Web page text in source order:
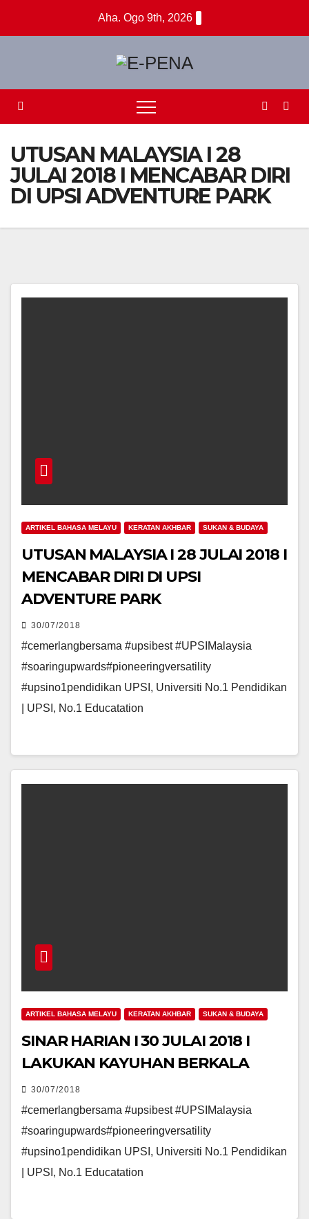
Aha. Ogo 9th, 2026
UTUSAN MALAYSIA I 28
JULAI 2018 I MENCABAR DIRI
DI UPSI ADVENTURE PARK
ARTIKEL BAHASA MELAYU KERATAN AKHBAR SUKAN & BUDAYA
UTUSAN MALAYSIA I 28 JULAI 2018 I
MENCABAR DIRI DI UPSI
ADVENTURE PARK
30/07/2018
#cemerlangbersama #upsibest #UPSIMalaysia
#soaringupwards#pioneeringversatility
#upsino1pendidikan UPSI, Universiti No.1 Pendidikan
| UPSI, No.1 Educatation
ARTIKEL BAHASA MELAYU KERATAN AKHBAR SUKAN & BUDAYA
SINAR HARIAN I 30 JULAI 2018 I
LAKUKAN KAYUHAN BERKALA
30/07/2018
#cemerlangbersama #upsibest #UPSIMalaysia
#soaringupwards#pioneeringversatility
#upsino1pendidikan UPSI, Universiti No.1 Pendidikan
| UPSI, No.1 Educatation